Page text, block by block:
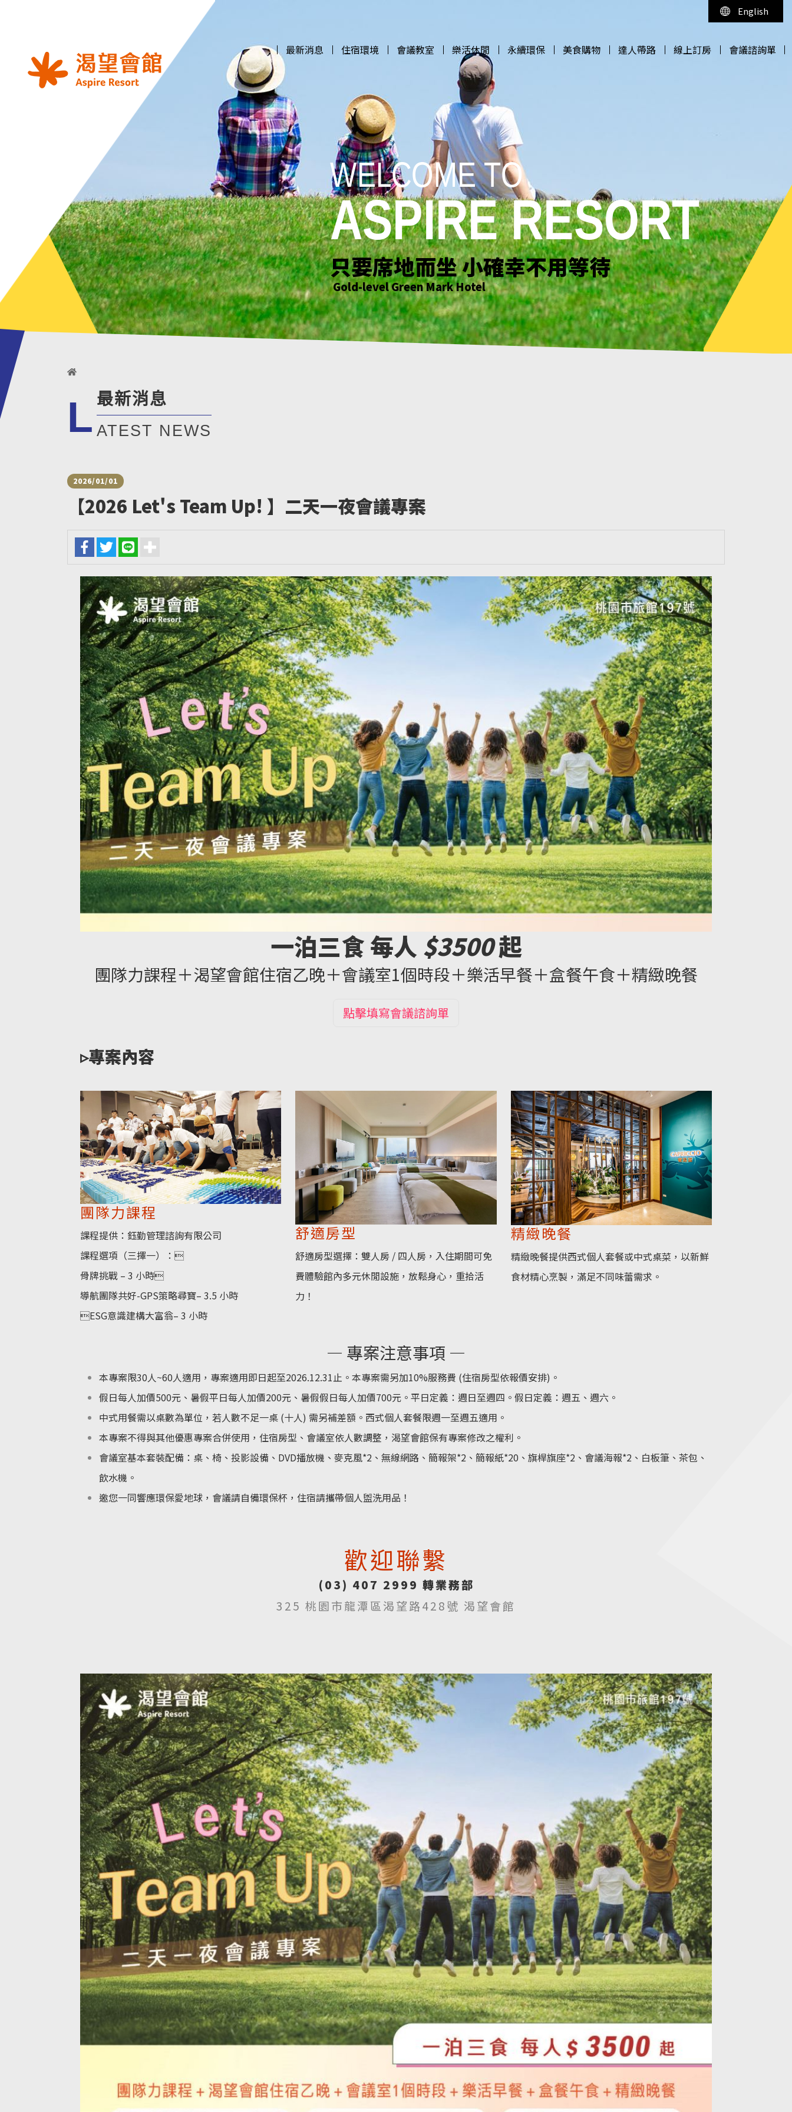
最新消息
住宿環境
會議教室
樂活休閒
永續環保
美食購物
達人帶路
線上訂房
會議諮詢單
English
WELCOME TO
ASPIRE RESORT
花正開 樹輕曳 你聽見了嗎?
Gold-level Green Mark Hotel
WELCOME TO
ASPIRE RESORT
只要席地而坐 小確幸不用等待
Gold-level Green Mark Hotel
WELCOME TO
ASPIRE RESORT
綠意萌動迎朝曦
Gold-level Green Mark Hotel
WELCOME TO
ASPIRE RESORT
花正開 樹輕曳 你聽見了嗎?
Gold-level Green Mark Hotel
最新消息
L ATEST NEWS
2026/01/01
【2026 Let's Team Up! 】二天一夜會議專案
一泊三食 每人$3500起
團隊力課程＋渴望會館住宿乙晚＋會議室1個時段＋樂活早餐＋盒餐午食＋精緻晚餐
點擊填寫會議諮詢單
▹專案內容
團隊力課程
課程提供：鈺勤管理諮詢有限公司
課程選項（三擇一）：
骨牌挑戰 – 3 小時
導航團隊共好-GPS策略尋寶– 3.5 小時
ESG意識建構大富翁– 3 小時
舒適房型
舒適房型選擇：雙人房 / 四人房，入住期間可免
費體驗館內多元休閒設施，放鬆身心，重拾活
力！
精緻晚餐
精緻晚餐提供西式個人套餐或中式桌菜，以新鮮
食材精心烹製，滿足不同味蕾需求。
— 專案注意事項 —
本專案限30人~60人適用，專案適用即日起至2026.12.31止。本專案需另加10%服務費 (住宿房型依報價安排)。
假日每人加價500元、暑假平日每人加價200元、暑假假日每人加價700元。平日定義：週日至週四。假日定義：週五、週六。
中式用餐需以桌數為單位，若人數不足一桌 (十人) 需另補差額。西式個人套餐限週一至週五適用。
本專案不得與其他優惠專案合併使用，住宿房型、會議室依人數調整，渴望會館保有專案修改之權利。
會議室基本套裝配備：桌、椅、投影設備、DVD播放機、麥克風*2、無線網路、簡報架*2、簡報紙*20、旗桿旗座*2、會議海報*2、白板筆、茶包、
飲水機。
邀您一同響應環保愛地球，會議請自備環保杯，住宿請攜帶個人盥洗用品！
歡迎聯繫
(03) 407 2999 轉業務部
325 桃園市龍潭區渴望路428號 渴望會館